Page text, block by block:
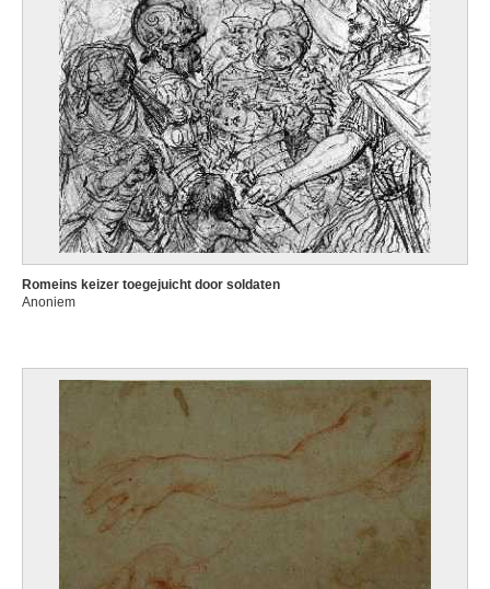
Romeins keizer toegejuicht door soldaten
Anoniem